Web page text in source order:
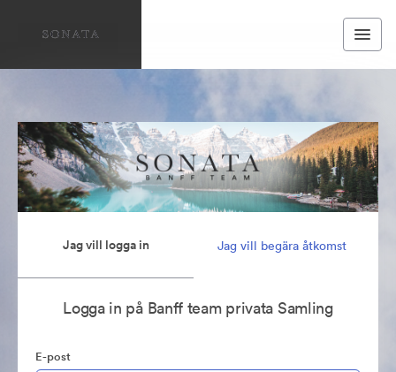
Jag vill logga in Jag vill begära åtkomst
Logga in på Banff team privata Samling
E-post